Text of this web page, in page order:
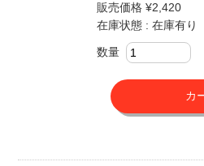
販売価格 ¥2,420
在庫状態 : 在庫有り
数量